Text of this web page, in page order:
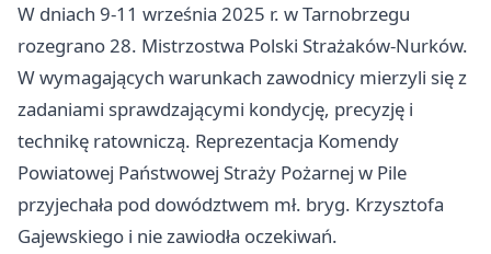
W dniach 9-11 września 2025 r. w Tarnobrzegu
rozegrano 28. Mistrzostwa Polski Strażaków-Nurków.
W wymagających warunkach zawodnicy mierzyli się z
zadaniami sprawdzającymi kondycję, precyzję i
technikę ratowniczą. Reprezentacja Komendy
Powiatowej Państwowej Straży Pożarnej w Pile
przyjechała pod dowództwem mł. bryg. Krzysztofa
Gajewskiego i nie zawiodła oczekiwań.